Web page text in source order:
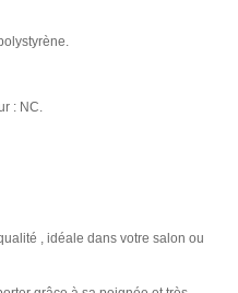
: NC.
, idéale dans votre salon ou